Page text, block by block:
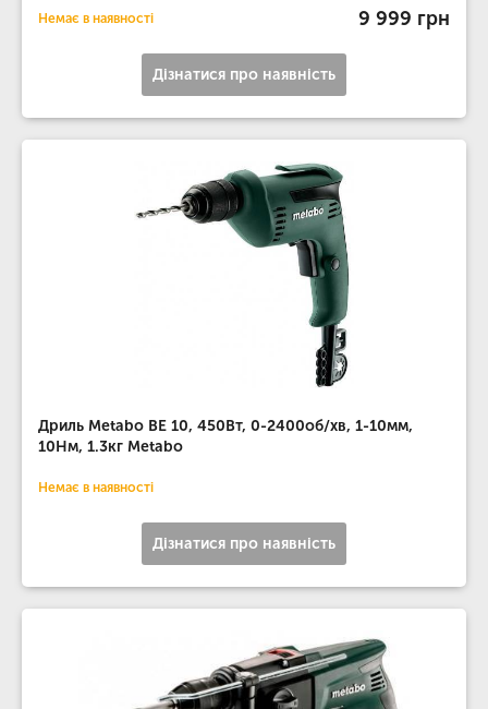
Немає в наявності 9 999 грн
Дізнатися про наявність
Дриль Metabo BE 10, 450Вт, 0-2400об/хв, 1-10мм,
10Нм, 1.3кг Metabo
Немає в наявності
Дізнатися про наявність